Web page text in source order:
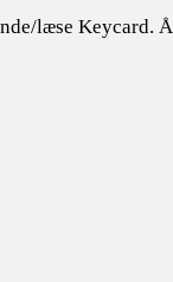
læse Keycard.